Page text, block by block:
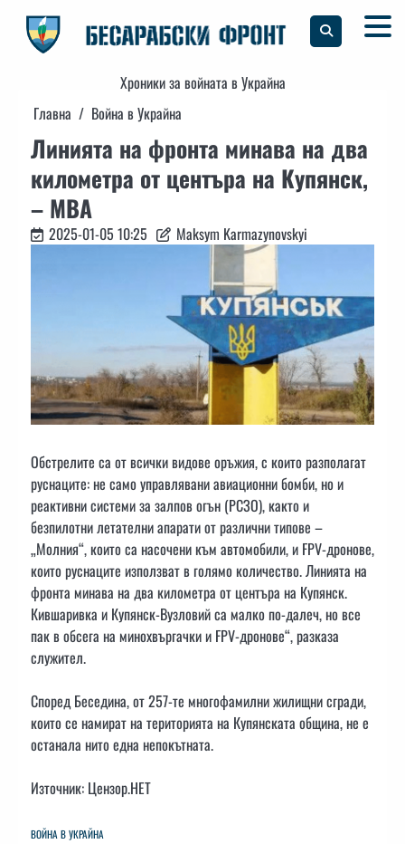
content
Хроники за войната в Украйна
Главна
Война в Украйна
Линията на фронта минава на два
километра от центъра на Купянск,
– МВА
2025-01-05 10:25 Maksym Karmazynovskyi
Обстрелите са от всички видове оръжия, с които разполагат
руснаците: не само управлявани авиационни бомби, но и
реактивни системи за залпов огън (РСЗО), както и
безпилотни летателни апарати от различни типове –
„Молния“, които са насочени към автомобили, и FPV-дронове,
които руснаците използват в голямо количество. Линията на
фронта минава на два километра от центъра на Купянск.
Кившаривка и Купянск-Вузловий са малко по-далеч, но все
пак в обсега на минохвъргачки и FPV-дронове“, разказа
служител.
Според Беседина, от 257-те многофамилни жилищни сгради,
които се намират на територията на Купянската община, не е
останала нито една непокътната.
Източник: Цензор.НЕТ
ВОЙНА В УКРАЙНА